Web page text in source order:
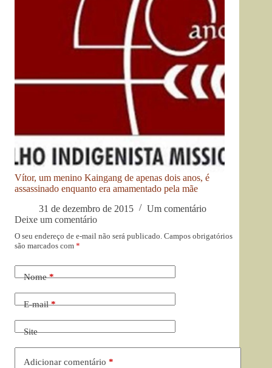
Vítor, um menino Kaingang de apenas dois anos, é
assassinado enquanto era amamentado pela mãe
31 de dezembro de 2015
Um comentário
Deixe um comentário
O seu endereço de e-mail não será publicado. Campos obrigatórios
são marcados com *
Nome*
E-mail*
Site
Adicionar comentário *